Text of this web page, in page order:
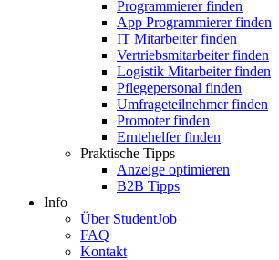
Programmierer finden
App Programmierer finden
IT Mitarbeiter finden
Vertriebsmitarbeiter finden
Logistik Mitarbeiter finden
Pflegepersonal finden
Umfrageteilnehmer finden
Promoter finden
Erntehelfer finden
Praktische Tipps
Anzeige optimieren
B2B Tipps
Info
Über StudentJob
FAQ
Kontakt